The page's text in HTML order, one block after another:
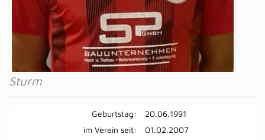
Sturm
Geburtstag:
20.06.1991
im Verein seit:
01.02.2007